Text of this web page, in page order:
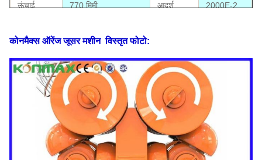
ऊंचाई 770 मिमी आदर्श
2000E-2
नारंगी आकार 40--80mm
पैकेज का
410*310*780mm प्रमाणपत्र
सीई अनुमोदन
उपलब्ध
110V-220V, 50-
60HZ
शक्ति 120W
49KG एनडब्ल्यू 43 किलो
कोनमैक्स ऑरेंज जूसर मशीन विस्तृत फोटो: